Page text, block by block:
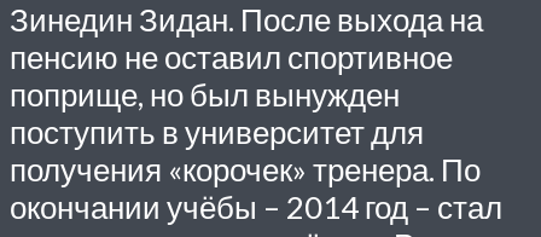
Зинедин Зидан. После выхода на
пенсию не оставил спортивное
поприще, но был вынужден
поступить в университет для
получения «корочек» тренера. По
окончании учёбы – 2014 год – стал